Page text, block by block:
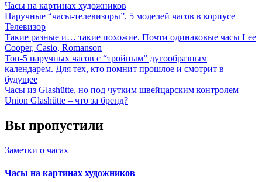
Часы на картинах художников
Наручные “часы-телевизоры”. 5 моделей часов в корпусе
Телевизор
Такие разные и… такие похожие. Почти одинаковые часы Lee
Cooper, Casio, Romanson
Топ-5 наручных часов с “тройным” дугообразным
календарем. Для тех, кто помнит прошлое и смотрит в
будущее
Часы из Glashütte, но под чутким швейцарским контролем –
Union Glashütte – что за бренд?
Вы пропустили
Заметки о часах
Часы на картинах художников